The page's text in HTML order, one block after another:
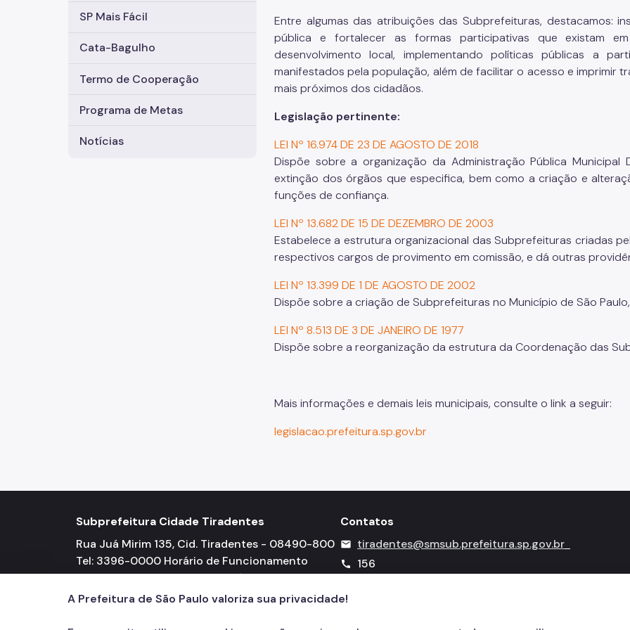
SP Mais Fácil
Cata-Bagulho
Termo de Cooperação
Programa de Metas
Notícias
Entre algumas das atribuições das Subprefeituras, destacamos:
pública e fortalecer as formas participativas que existam
desenvolvimento local, implementando políticas públicas a
manifestados pela população, além de facilitar o acesso e imprimir
mais próximos dos cidadãos.
Legislação pertinente:
LEI Nº 16.974 DE 23 DE AGOSTO DE 2018
Dispõe sobre a organização da Administração Pública
extinção dos órgãos que especifica, bem como a criação e
funções de confiança.
LEI Nº 13.682 DE 15 DE DEZEMBRO DE 2003
Estabelece a estrutura organizacional das Subprefeituras criadas
respectivos cargos de provimento em comissão, e dá outras
LEI Nº 13.399 DE 1 DE AGOSTO DE 2002
Dispõe sobre a criação de Subprefeituras no Município de São
LEI Nº 8.513 DE 3 DE JANEIRO DE 1977
Dispõe sobre a reorganização da estrutura da Coordenação das
Mais informações e demais leis municipais, consulte o link a seguir:
legislacao.prefeitura.sp.gov.br
Subprefeitura Cidade Tiradentes
Rua Juá Mirim 135, Cid. Tiradentes - 08490-800
Tel: 3396-0000 Horário de Funcionamento
Segunda a Sexta-feira 08h00 às 18h00
Contatos
mail tiradentes@smsub.prefeitura.sp.gov.br
call 156
A Prefeitura de São Paulo valoriza sua privacidade!